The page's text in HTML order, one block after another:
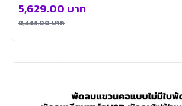
8,444.00บาท
5,629.00 บาท